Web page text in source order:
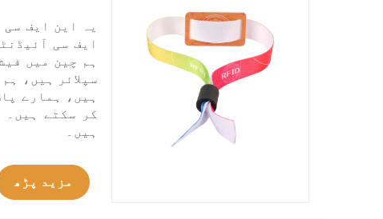
ایف سی
ہم چین میں
سپلائر ہیں،
ہیں، ہمارے
کر سکتے ہیں۔
ہیں۔
مزید پڑھ